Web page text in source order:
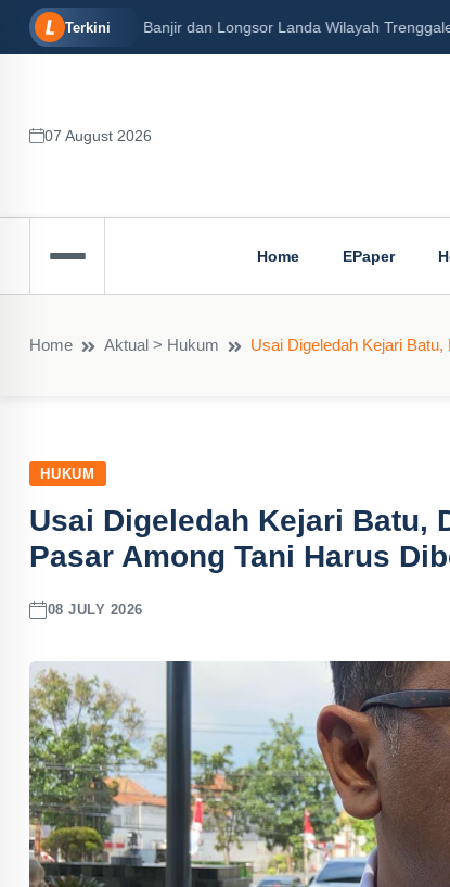
Terkini Banjir dan Longsor Landa Wilayah
07 August 2026
Home EPaper
Home Aktual > Hukum Usai Digeledah Kejari
HUKUM
Usai Digeledah Kejari Batu,
Pasar Among Tani Harus
08 JULY 2026